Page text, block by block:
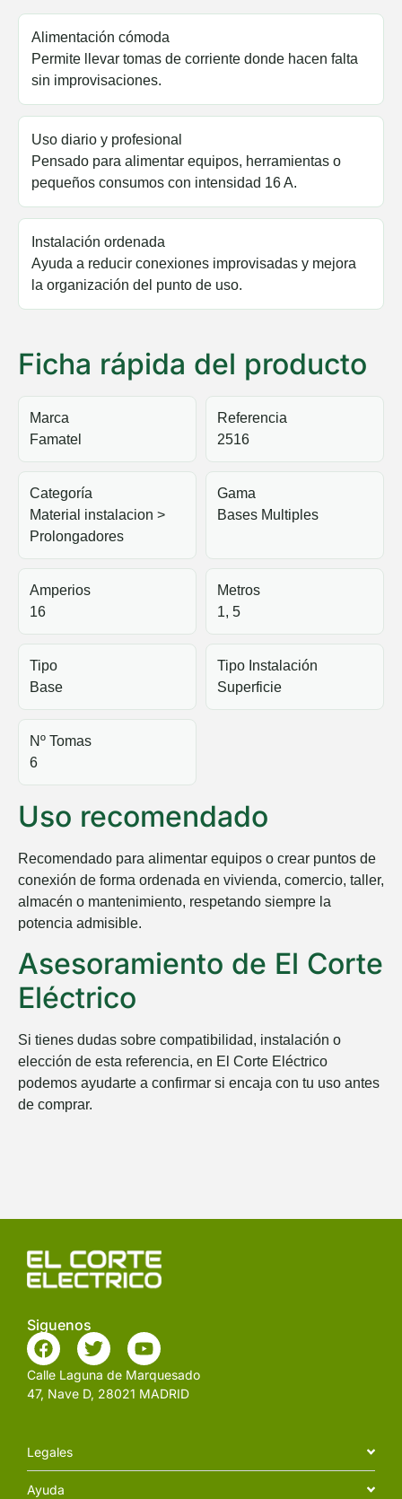
Alimentación cómoda
Permite llevar tomas de corriente donde hacen falta
sin improvisaciones.
Uso diario y profesional
Pensado para alimentar equipos, herramientas o
pequeños consumos con intensidad 16 A.
Instalación ordenada
Ayuda a reducir conexiones improvisadas y mejora
la organización del punto de uso.
Ficha rápida del producto
Marca
Famatel
Referencia
2516
Categoría
Material instalacion >
Prolongadores
Gama
Bases Multiples
Amperios
16
Metros
1, 5
Tipo
Base
Tipo Instalación
Superficie
Nº Tomas
6
Uso recomendado
Recomendado para alimentar equipos o crear puntos de
conexión de forma ordenada en vivienda, comercio, taller,
almacén o mantenimiento, respetando siempre la
potencia admisible.
Asesoramiento de El Corte
Eléctrico
Si tienes dudas sobre compatibilidad, instalación o
elección de esta referencia, en El Corte Eléctrico
podemos ayudarte a confirmar si encaja con tu uso antes
de comprar.
Siguenos
Calle Laguna de Marquesado
47, Nave D, 28021 MADRID
Legales
Ayuda
Email
¡QUIERO MI DESCUENTO!